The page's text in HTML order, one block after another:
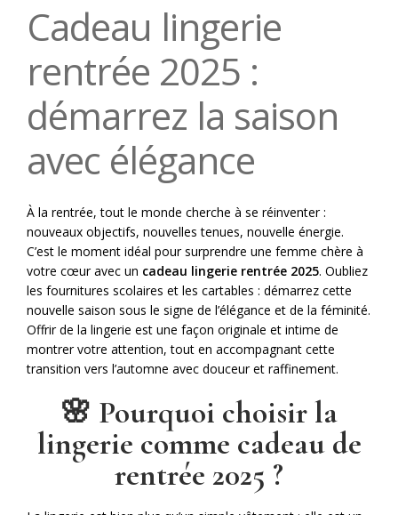
Cadeau lingerie
rentrée 2025 :
démarrez la saison
avec élégance
À la rentrée, tout le monde cherche à se réinventer :
nouveaux objectifs, nouvelles tenues, nouvelle énergie.
C’est le moment idéal pour surprendre une femme chère à
votre cœur avec un cadeau lingerie rentrée 2025. Oubliez
les fournitures scolaires et les cartables : démarrez cette
nouvelle saison sous le signe de l’élégance et de la féminité.
Offrir de la lingerie est une façon originale et intime de
montrer votre attention, tout en accompagnant cette
transition vers l’automne avec douceur et raffinement.
🌸 Pourquoi choisir la
lingerie comme cadeau de
rentrée 2025 ?